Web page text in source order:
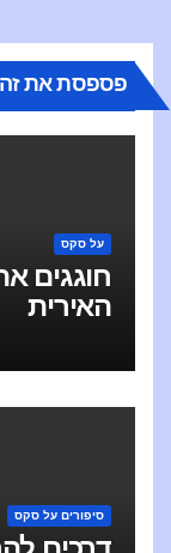
פספסת את זה
על סקס
חוגגים
האירית
סיפורים על סקס